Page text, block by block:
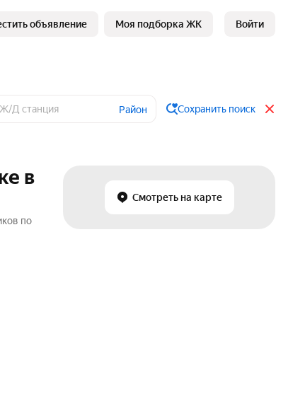
объявление Моя подборка ЖК Войти
Район Сохранить поиск
Смотреть на карте
в
по